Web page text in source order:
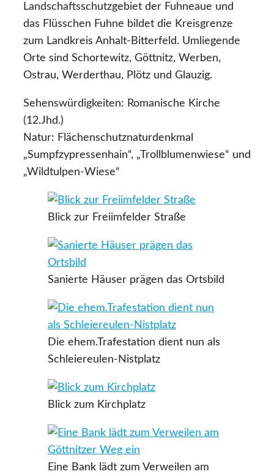
Landschaftsschutzgebiet der Fuhneaue und
das Flüsschen Fuhne bildet die Kreisgrenze
zum Landkreis Anhalt-Bitterfeld. Umliegende
Orte sind Schortewitz, Göttnitz, Werben,
Ostrau, Werderthau, Plötz und Glauzig.
Sehenswürdigkeiten: Romanische Kirche
(12.Jhd.)
Natur: Flächenschutznaturdenkmal
„Sumpfzypressenhain“, „Trollblumenwiese“ und
„Wildtulpen-Wiese“
Blick zur Freiimfelder Straße
Sanierte Häuser prägen das Ortsbild
Die ehem.Trafestation dient nun als
Schleiereulen-Nistplatz
Blick zum Kirchplatz
Eine Bank lädt zum Verweilen am